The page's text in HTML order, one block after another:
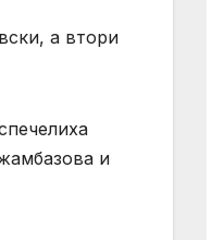
а втори
и